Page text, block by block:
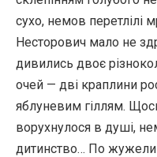
сухо, немов перетлілі
Несторович мало не
дивились двоє
очей — дві краплини
яблуневим гіллям.
ворухнулося в душі,
дитинство… По